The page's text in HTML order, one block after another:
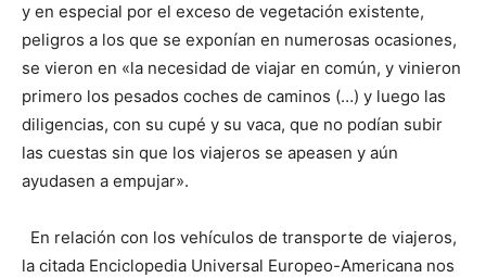
y en especial por el exceso de vegetación existente,
peligros a los que se exponían en numerosas ocasiones,
se vieron en «la necesidad de viajar en común, y vinieron
primero los pesados coches de caminos (…) y luego las
diligencias, con su cupé y su vaca, que no podían subir
las cuestas sin que los viajeros se apeasen y aún
ayudasen a empujar».
En relación con los vehículos de transporte de viajeros,
la citada Enciclopedia Universal Europeo-Americana nos